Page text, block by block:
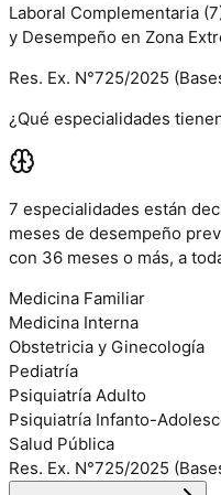
Laboral Complementaria
y Desempeño en Zona
Res. Ex. N°725/2025
¿Qué especialidades
7 especialidades están
meses de desempeño
con 36 meses o más, a
Medicina Familiar
Medicina Interna
Obstetricia y Ginecología
Pediatría
Psiquiatría Adulto
Psiquiatría Infanto-
Salud Pública
Res. Ex. N°725/2025